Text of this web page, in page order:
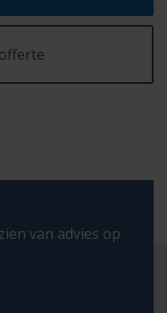
van advies op